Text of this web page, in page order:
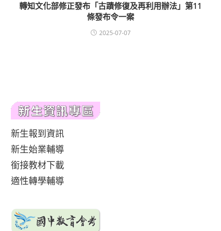
轉知文化部修正發布「古蹟修復及再利用辦法」第11
條發布令一案
2025-07-07
新生報到資訊
新生始業輔導
銜接教材下載
適性轉學輔導